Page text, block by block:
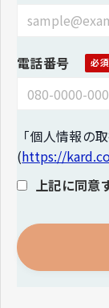
電話番号
「個人情報の
(https://
上記に同意